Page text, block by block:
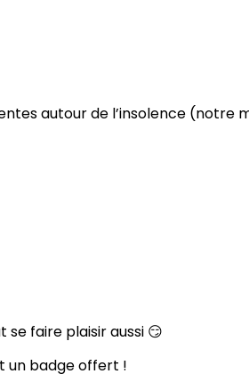
autour de l’insolence (notre
se faire plaisir aussi 😏
un badge offert !